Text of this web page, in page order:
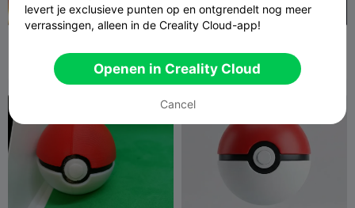
Filamint  69 11
CostaMoises_E
studioS
68
levert je exclusieve punten op en ontgrendelt nog meer
verrassingen, alleen in de Creality Cloud-app!
Openen in Creality Cloud
Cancel